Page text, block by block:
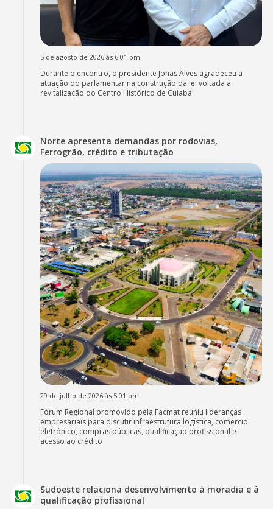
5 de agosto de 2026 às 6:01 pm
Durante o encontro, o presidente Jonas Alves agradeceu a
atuação do parlamentar na construção da lei voltada à
revitalização do Centro Histórico de Cuiabá
Norte apresenta demandas por rodovias,
Ferrogrão, crédito e tributação
29 de julho de 2026 às 5:01 pm
Fórum Regional promovido pela Facmat reuniu lideranças
empresariais para discutir infraestrutura logística, comércio
eletrônico, compras públicas, qualificação profissional e
acesso ao crédito
Sudoeste relaciona desenvolvimento à moradia e à
qualificação profissional